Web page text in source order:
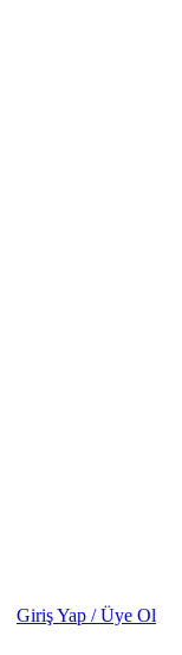
Giriş Yap / Üye Ol